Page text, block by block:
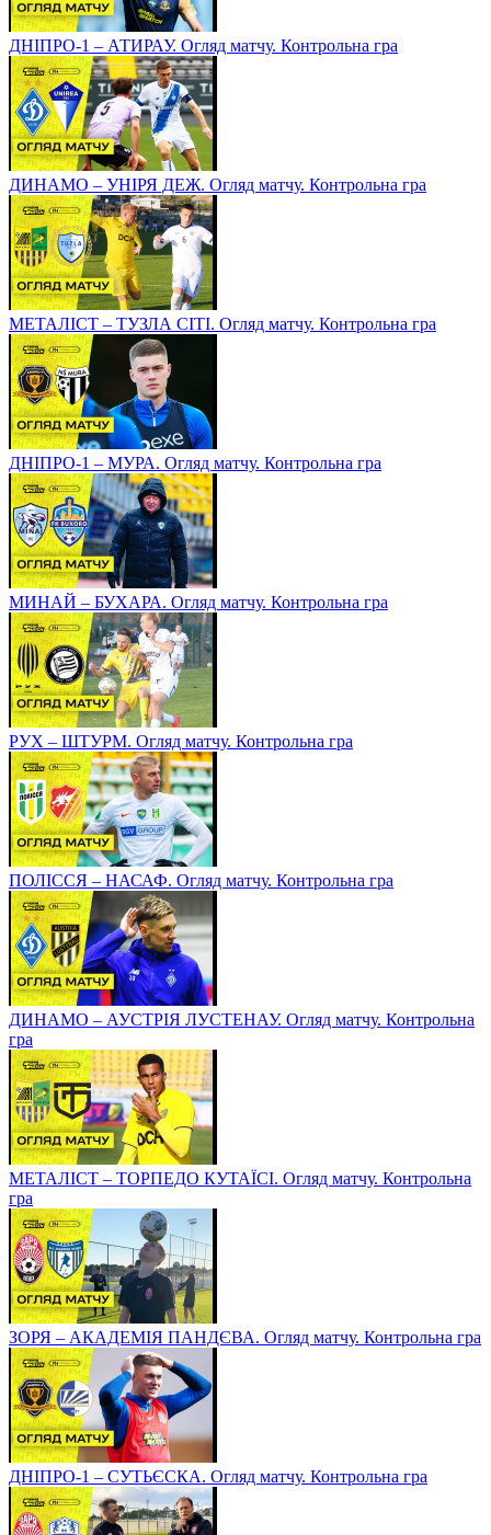
ДНІПРО-1 – АТИРАУ. Огляд матчу. Контрольна гра
ДИНАМО – УНІРЯ ДЕЖ. Огляд матчу. Контрольна гра
МЕТАЛІСТ – ТУЗЛА СІТІ. Огляд матчу. Контрольна гра
ДНІПРО-1 – МУРА. Огляд матчу. Контрольна гра
МИНАЙ – БУХАРА. Огляд матчу. Контрольна гра
РУХ – ШТУРМ. Огляд матчу. Контрольна гра
ПОЛІССЯ – НАСАФ. Огляд матчу. Контрольна гра
ДИНАМО – АУСТРІЯ ЛУСТЕНАУ. Огляд матчу. Контрольна
гра
МЕТАЛІСТ – ТОРПЕДО КУТАЇСІ. Огляд матчу. Контрольна
гра
ЗОРЯ – АКАДЕМІЯ ПАНДЄВА. Огляд матчу. Контрольна гра
ДНІПРО-1 – СУТЬЄСКА. Огляд матчу. Контрольна гра